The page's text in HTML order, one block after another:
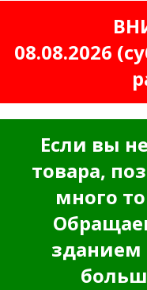
08.08.2026
Если вы
товара,
много
зданием